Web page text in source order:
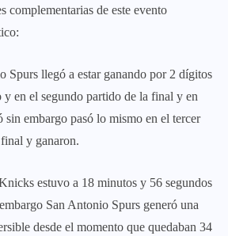
complementarias de este evento
Spurs llegó a estar ganando por 2 dígitos
y en el segundo partido de la final y en
sin embargo pasó lo mismo en el tercer
y ganaron.
estuvo a 18 minutos y 56 segundos
San Antonio Spurs generó una
desde el momento que quedaban 34